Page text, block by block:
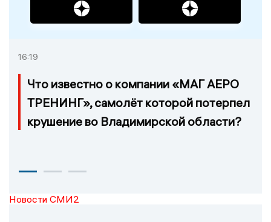
16:19
Что известно о компании «МАГ АЕРО
ТРЕНИНГ», самолёт которой потерпел
крушение во Владимирской области?
Новости СМИ2